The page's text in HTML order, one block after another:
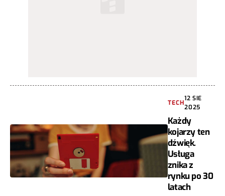
TECH
12 SIE
2025
Każdy
kojarzy ten
dźwięk.
Usługa
znika z
rynku po 30
latach